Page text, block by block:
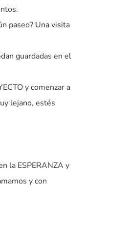
paseo? Una visita
guardadas en el
y comenzar a
lejano, estés
la ESPERANZA y
y con